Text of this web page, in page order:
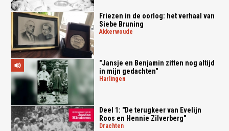
Friezen in de oorlog: het verhaal van
Siebe Bruning
akkerwoude
"Jansje en Benjamin zitten nog altijd
in mijn gedachten"
harlingen
Deel 1: "De terugkeer van Evelijn
Roos en Hennie Zilverberg"
drachten